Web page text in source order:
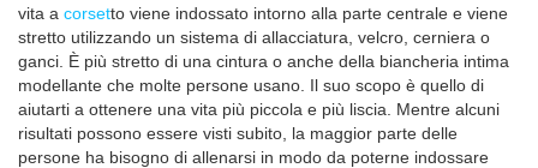
vita a corsetto viene indossato intorno alla parte centrale e viene
stretto utilizzando un sistema di allacciatura, velcro, cerniera o
ganci. È più stretto di una cintura o anche della biancheria intima
modellante che molte persone usano. Il suo scopo è quello di
aiutarti a ottenere una vita più piccola e più liscia. Mentre alcuni
risultati possono essere visti subito, la maggior parte delle
persone ha bisogno di allenarsi in modo da poterne indossare